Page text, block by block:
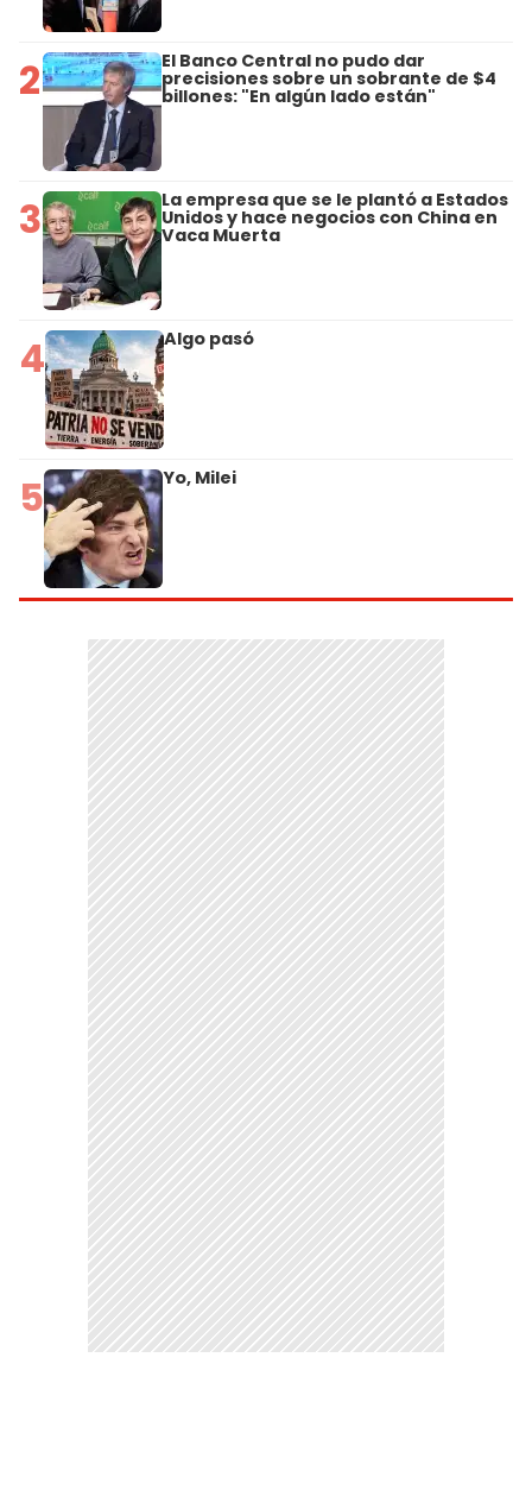
2 El Banco Central no pudo dar
precisiones sobre un sobrante de $4
billones: "En algún lado están"
3 La empresa que se le plantó a Estados
Unidos y hace negocios con China en
Vaca Muerta
4 Algo pasó
5 Yo, Milei